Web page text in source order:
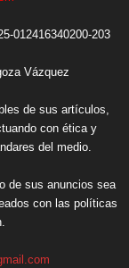
012416340200-203
Vázquez
de sus artículos,
con ética y
del medio.
de sus anuncios sea
con las políticas